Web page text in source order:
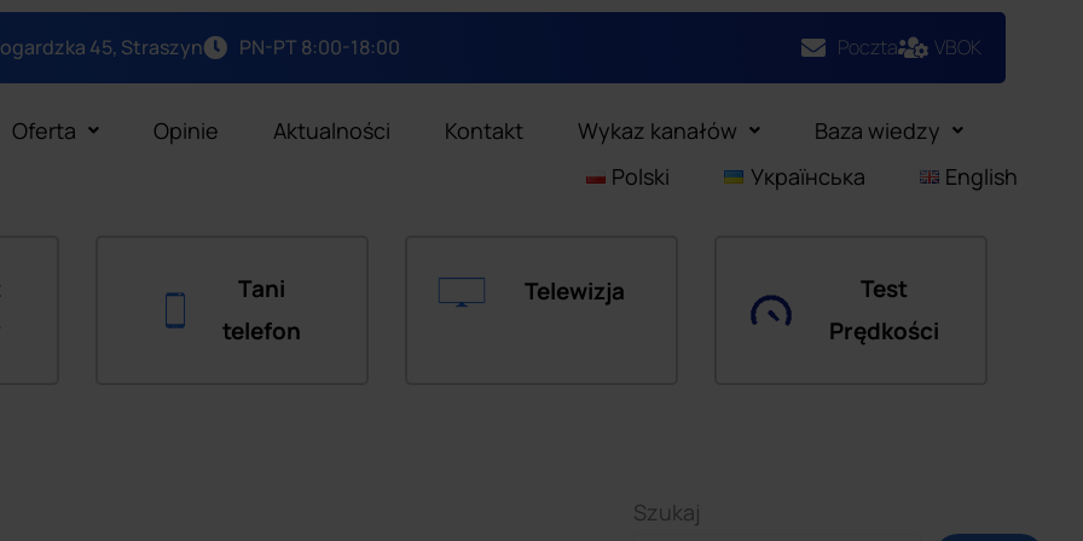
45, Straszyn PN-PT 8:00-18:00 Poczta VBOK
Oferta Opinie Aktualności Kontakt Wykaz kanałów
Baza wiedzy
Polski
Українська English
Tani
telefon
Telewizja
Test
Prędkości
Szukaj